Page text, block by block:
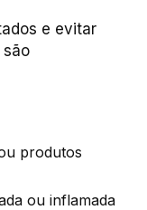
e evitar
produtos
ou inflamada